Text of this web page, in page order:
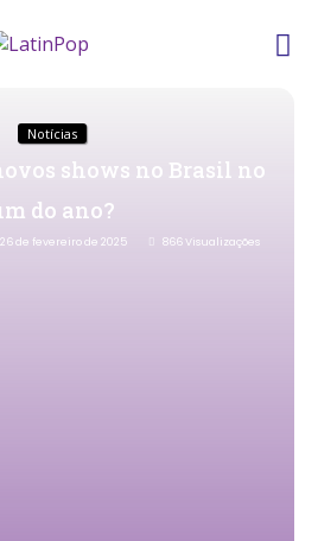
Notícias
shows no Brasil no
do ano?
26 de fevereiro de 2025 866Visualizações